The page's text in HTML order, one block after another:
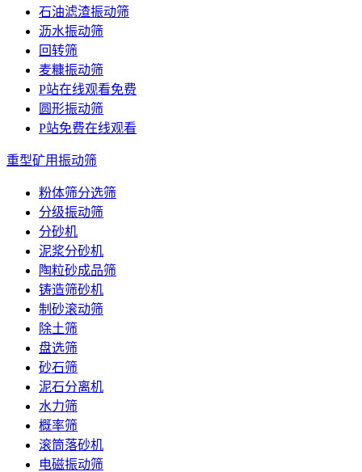
石油滤渣振动筛
沥水振动筛
回转筛
麦糠振动筛
P站在线观看免费
圆形振动筛
P站免费在线观看
重型矿用振动筛
粉体筛分选筛
分级振动筛
分砂机
泥浆分砂机
陶粒砂成品筛
铸造筛砂机
制砂滚动筛
除土筛
盘选筛
砂石筛
泥石分离机
水力筛
概率筛
滚筒落砂机
电磁振动筛